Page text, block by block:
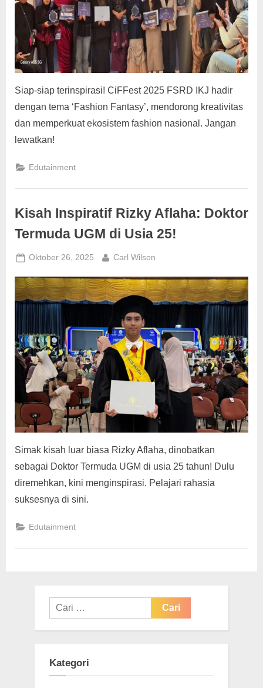
Siap-siap terinspirasi! CiFFest 2025 FSRD IKJ hadir
dengan tema ‘Fashion Fantasy’, mendorong kreativitas
dan memperkuat ekosistem fashion nasional. Jangan
lewatkan!
Edutainment
Kisah Inspiratif Rizky Aflaha: Doktor
Termuda UGM di Usia 25!
Posted
Oktober 26, 2025 By
Carl Wilson
Simak kisah luar biasa Rizky Aflaha, dinobatkan
sebagai Doktor Termuda UGM di usia 25 tahun! Dulu
diremehkan, kini menginspirasi. Pelajari rahasia
suksesnya di sini.
Edutainment
Cari
untuk:
Kategori